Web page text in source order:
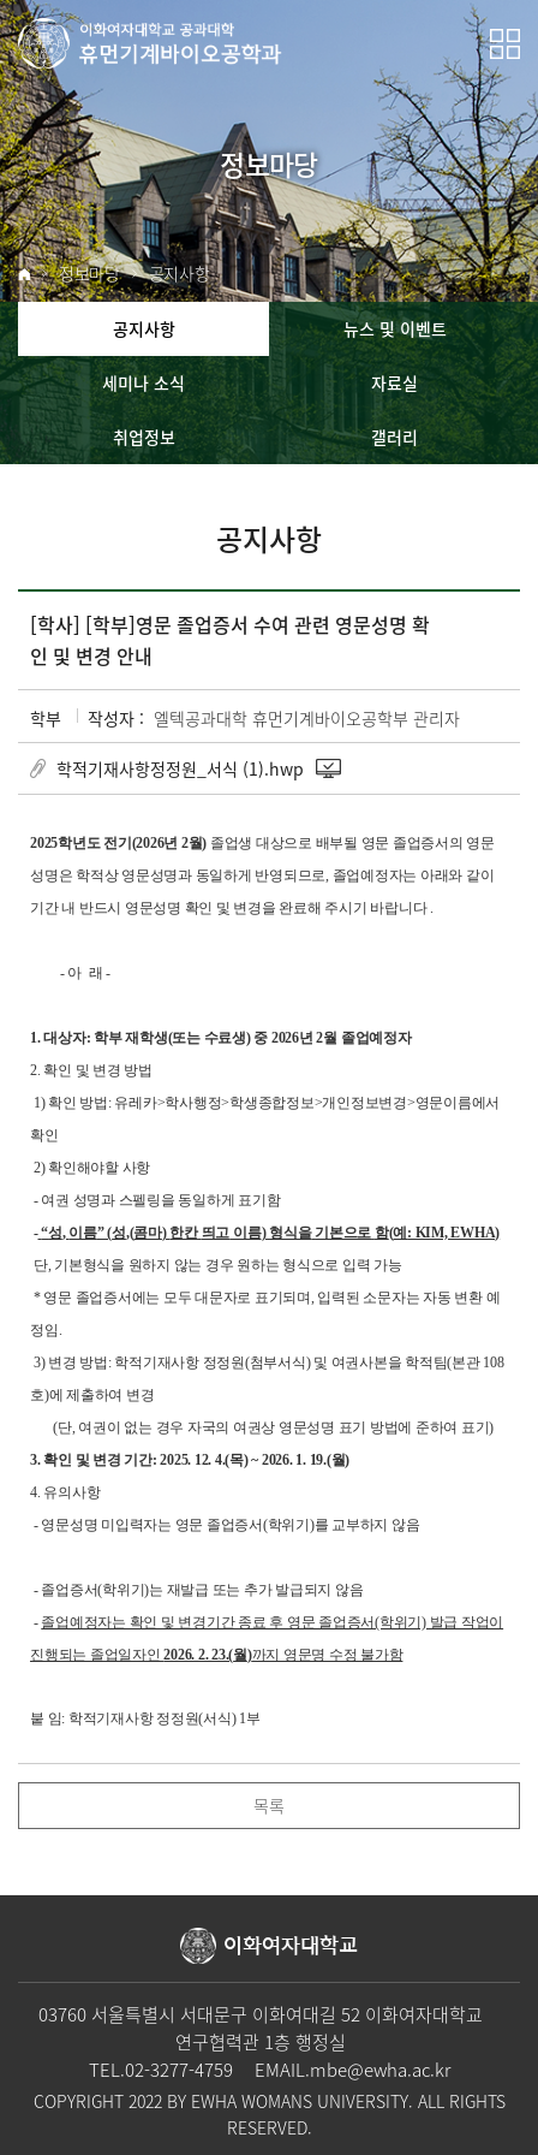
정보마당
정보마당 공지사항
공지사항 뉴스 및 이벤트
세미나 소식 자료실
취업정보 갤러리
공지사항
[학사] [학부]영문 졸업증서 수여 관련 영문성명 확
인 및 변경 안내
학부 작성자 : 엘텍공과대학 휴먼기계바이오공학부 관리자
학적기재사항정정원_서식 (1).hwp
2025학년도 전기(2026년 2월) 졸업생 대상으로 배부될 영문 졸업증서의 영문
성명은 학적상 영문성명과 동일하게 반영되므로, 졸업예정자는 아래와 같이
기간 내 반드시 영문성명 확인 및 변경을 완료해 주시기 바랍니다 .
- 아 래 -
1.대상자: 학부재학생(또는 수료생) 중 2026년 2월 졸업예정자
2. 확인 및 변경 방법
1) 확인 방법: 유레카>학사행정>학생종합정보>개인정보변경>영문이름에서
확인
2) 확인해야할 사항
- 여권 성명과 스펠링을 동일하게 표기함
-“성, 이름” (성,(콤마) 한칸 띄고 이름) 형식을기본으로 함(예: KIM, EWHA)
단, 기본형식을 원하지 않는 경우 원하는 형식으로 입력 가능
* 영문 졸업증서에는 모두 대문자로 표기되며, 입력된 소문자는 자동 변환 예
정임.
3) 변경 방법: 학적기재사항 정정원(첨부서식) 및 여권사본을 학적팀(본관 108
호)에 제출하여 변경
(단, 여권이 없는 경우 자국의 여권상 영문성명 표기 방법에 준하여 표기)
3.확인 및 변경 기간: 2025. 12. 4.(목) ~ 2026. 1. 19.(월)
4. 유의사항
- 영문성명 미입력자는 영문 졸업증서(학위기)를 교부하지 않음
- 졸업증서(학위기)는 재발급 또는 추가 발급되지 않음
- 졸업예정자는 확인 및 변경기간 종료 후 영문 졸업증서(학위기) 발급 작업이
진행되는 졸업일자인2026. 2. 23.(월)까지 영문명 수정 불가함
붙 임: 학적기재사항 정정원(서식) 1부
목록
이화여자대학교
03760 서울특별시 서대문구 이화여대길 52 이화여자대학교
연구협력관 1층 행정실
TEL.02-3277-4759 EMAIL.mbe@ewha.ac.kr
COPYRIGHT 2022 BY EWHA WOMANS UNIVERSITY. ALL RIGHTS
RESERVED.